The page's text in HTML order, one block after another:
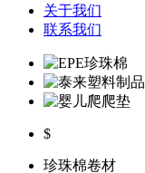
关于我们
联系我们
$
珍珠棉卷材